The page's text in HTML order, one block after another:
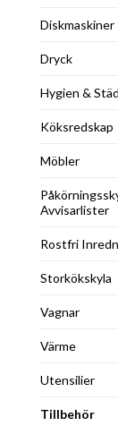
Diskmaskiner
Dryck
Hygien & Städ
Köksredskap
Möbler
Avvisarlister
Rostfri
Storkökskyla
Vagnar
Värme
Utensilier
Tillbehör